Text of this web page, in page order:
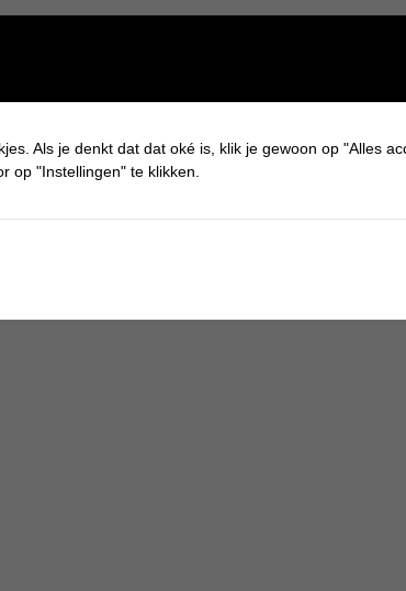
Als je denkt dat dat oké is, klik je gewoon op "Alles
op "Instellingen" te klikken.